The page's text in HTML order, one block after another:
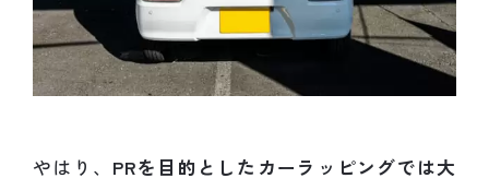
やはり、 PRを目的としたカーラッピングでは大